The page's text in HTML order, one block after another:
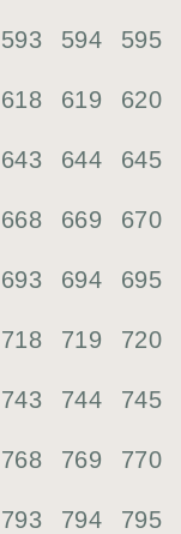
593 594 595
618 619 620
643 644 645
668 669 670
693 694 695
718 719 720
743 744 745
768 769 770
793 794 795